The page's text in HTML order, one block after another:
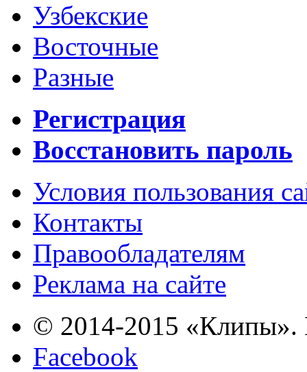
Узбекские
Восточные
Разные
Регистрация
Восстановить пароль
Условия пользования
Контакты
Правообладателям
Реклама на сайте
© 2014-2015 «Клипы».
Facebook